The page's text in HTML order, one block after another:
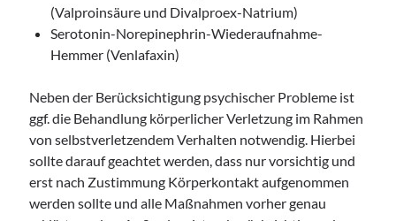
(Valproinsäure und Divalproex-Natrium)
Serotonin-Norepinephrin-Wiederaufnahme-
Hemmer (Venlafaxin)
Neben der Berücksichtigung psychischer Probleme ist
ggf. die Behandlung körperlicher Verletzung im Rahmen
von selbstverletzendem Verhalten notwendig. Hierbei
sollte darauf geachtet werden, dass nur vorsichtig und
erst nach Zustimmung Körperkontakt aufgenommen
werden sollte und alle Maßnahmen vorher genau